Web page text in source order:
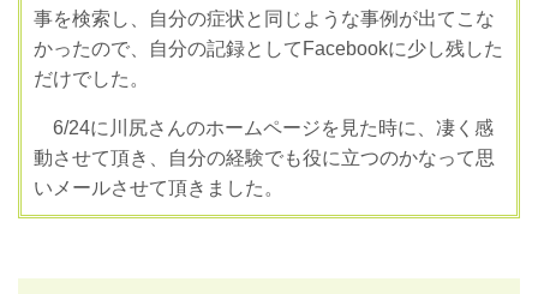
事を検索し、自分の症状と同じ ような事例が出てこな
かったので、自分の記録としてFacebookに少し残した
だけでした。
6/24に川尻さんのホームページを見た時に、凄く感
動させて頂き、自分の経験でも役に立つのかなって思
いメールさせて頂きました。